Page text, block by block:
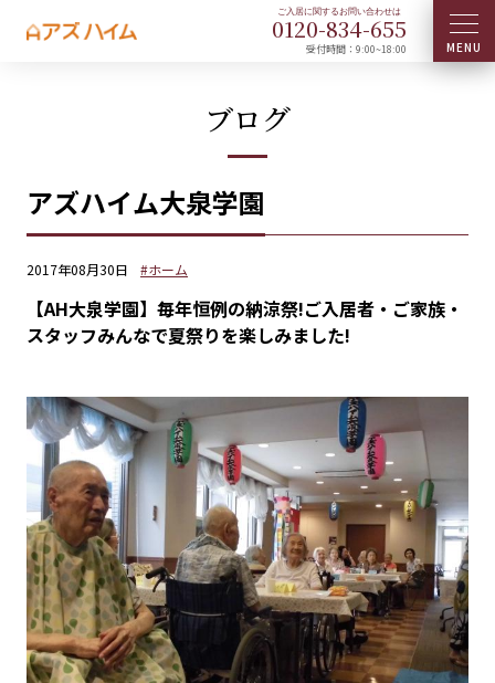
0120-834-655
受付時間：9:00~18:00
ブログ
アズハイム大泉学園
2017年08月30日 #ホーム
【AH大泉学園】毎年恒例の納涼祭!ご入居者・ご家族・
スタッフみんなで夏祭りを楽しみました!